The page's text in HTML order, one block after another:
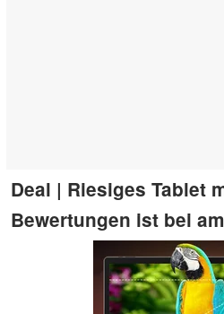
Deal | Riesiges Tablet
Bewertungen ist bei